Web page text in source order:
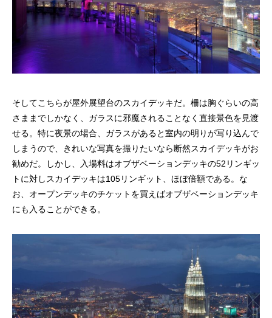
そしてこちらが屋外展望台のスカイデッキだ。柵は胸ぐらいの高
さままでしかなく、ガラスに邪魔されることなく直接景色を見渡
せる。特に夜景の場合、ガラスがあると室内の明りが写り込んで
しまうので、きれいな写真を撮りたいなら断然スカイデッキがお
勧めだ。しかし、入場料はオブザベーションデッキの52リンギッ
トに対しスカイデッキは105リンギット、ほぼ倍額である。な
お、オープンデッキのチケットを買えばオブザベーションデッキ
にも入ることができる。